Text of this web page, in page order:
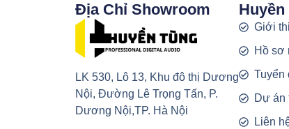
Địa Chỉ Showroom
LK 530, Lô 13, Khu đô thị Dương
Nội, Đường Lê Trọng Tấn, P.
Dương Nội,TP. Hà Nội
Giới
Hồ sơ
Tuyển
Dự án
Liên